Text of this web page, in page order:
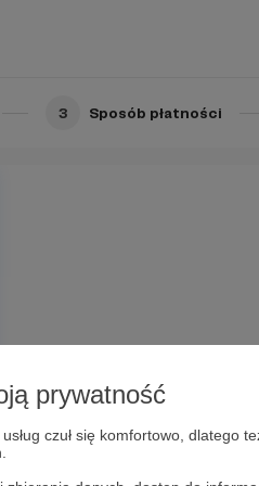
prywatność
czuł się komfortowo, dlatego
3 Sposób płatności